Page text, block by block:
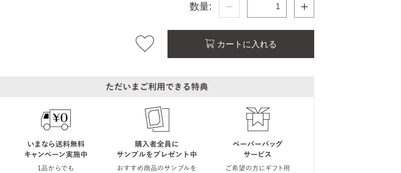
数量:
カートに入れる